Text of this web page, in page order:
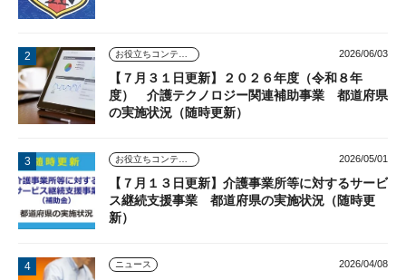
2026/06/03
【７月３１日更新】２０２６年度（令和８年
度） 介護テクノロジー関連補助事業 都道府県
の実施状況（随時更新）
2026/05/01
【７月１３日更新】介護事業所等に対するサービ
ス継続支援事業 都道府県の実施状況（随時更
新）
ニュース 2026/04/08